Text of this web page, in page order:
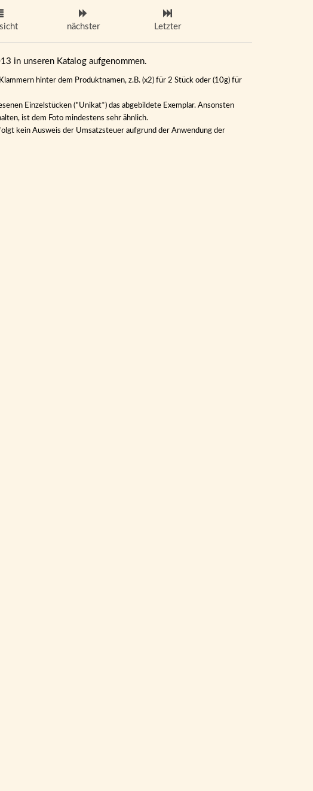
nächster Letzter
in unseren Katalog aufgenommen.
hinter dem Produktnamen, z.B. (x2) für 2 Stück oder (10g) für
Einzelstücken (*Unikat*) das abgebildete Exemplar. Ansonsten
ist dem Foto mindestens sehr ähnlich.
kein Ausweis der Umsatzsteuer aufgrund der Anwendung der